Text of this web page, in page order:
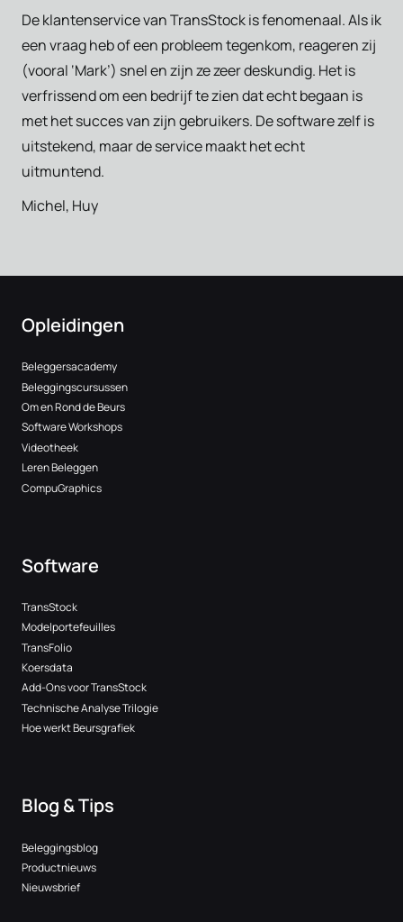
De klantenservice van TransStock is fenomenaal. Als ik
een vraag heb of een probleem tegenkom, reageren zij
(vooral ‘Mark’) snel en zijn ze zeer deskundig. Het is
verfrissend om een bedrijf te zien dat echt begaan is
met het succes van zijn gebruikers. De software zelf is
uitstekend, maar de service maakt het echt
uitmuntend.
Michel, Huy
Opleidingen
Beleggersacademy
Beleggingscursussen
Om en Rond de Beurs
Software Workshops
Videotheek
Leren Beleggen
CompuGraphics
Software
TransStock
Modelportefeuilles
TransFolio
Koersdata
Add-Ons voor TransStock
Technische Analyse Trilogie
Hoe werkt Beursgrafiek
Blog & Tips
Beleggingsblog
Productnieuws
Nieuwsbrief